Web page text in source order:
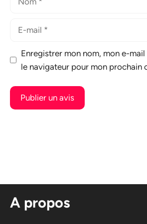
Enregistrer mon nom, mon e-
le navigateur pour mon prochain
a
A propos